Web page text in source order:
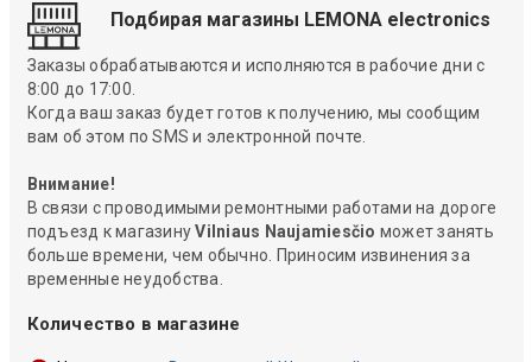
Подбирая магазины LEMONA electronics
Заказы обрабатываются и исполняются в рабочие дни с
8:00 до 17:00.
Когда ваш заказ будет готов к получению, мы сообщим
вам об этом по SMS и электронной почте.
Внимание!
В связи с проводимыми ремонтными работами на дороге
подъезд к магазинуVilniaus Naujamiesčio может занять
больше времени, чем обычно. Приносим извинения за
временные неудобства.
Количество в магазине